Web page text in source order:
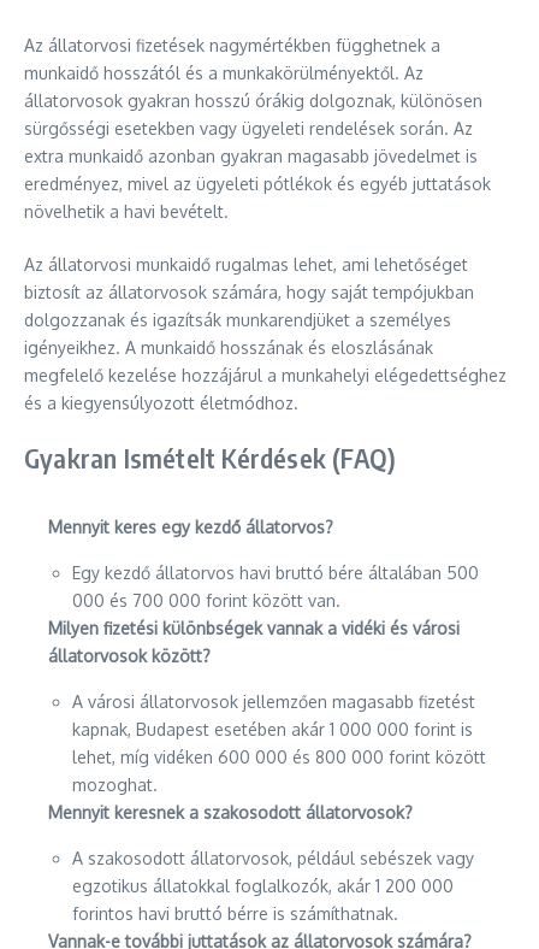
Az állatorvosi fizetések nagymértékben függhetnek a
munkaidő hosszától és a munkakörülményektől. Az
állatorvosok gyakran hosszú órákig dolgoznak, különösen
sürgősségi esetekben vagy ügyeleti rendelések során. Az
extra munkaidő azonban gyakran magasabb jövedelmet is
eredményez, mivel az ügyeleti pótlékok és egyéb juttatások
növelhetik a havi bevételt.
Az állatorvosi munkaidő rugalmas lehet, ami lehetőséget
biztosít az állatorvosok számára, hogy saját tempójukban
dolgozzanak és igazítsák munkarendjüket a személyes
igényeikhez. A munkaidő hosszának és eloszlásának
megfelelő kezelése hozzájárul a munkahelyi elégedettséghez
és a kiegyensúlyozott életmódhoz.
Gyakran Ismételt Kérdések (FAQ)
Mennyit keres egy kezdő állatorvos?
Egy kezdő állatorvos havi bruttó bére általában 500
000 és 700 000 forint között van.
Milyen fizetési különbségek vannak a vidéki és városi
állatorvosok között?
A városi állatorvosok jellemzően magasabb fizetést
kapnak, Budapest esetében akár 1 000 000 forint is
lehet, míg vidéken 600 000 és 800 000 forint között
mozoghat.
Mennyit keresnek a szakosodott állatorvosok?
A szakosodott állatorvosok, például sebészek vagy
egzotikus állatokkal foglalkozók, akár 1 200 000
forintos havi bruttó bérre is számíthatnak.
Vannak-e további juttatások az állatorvosok számára?